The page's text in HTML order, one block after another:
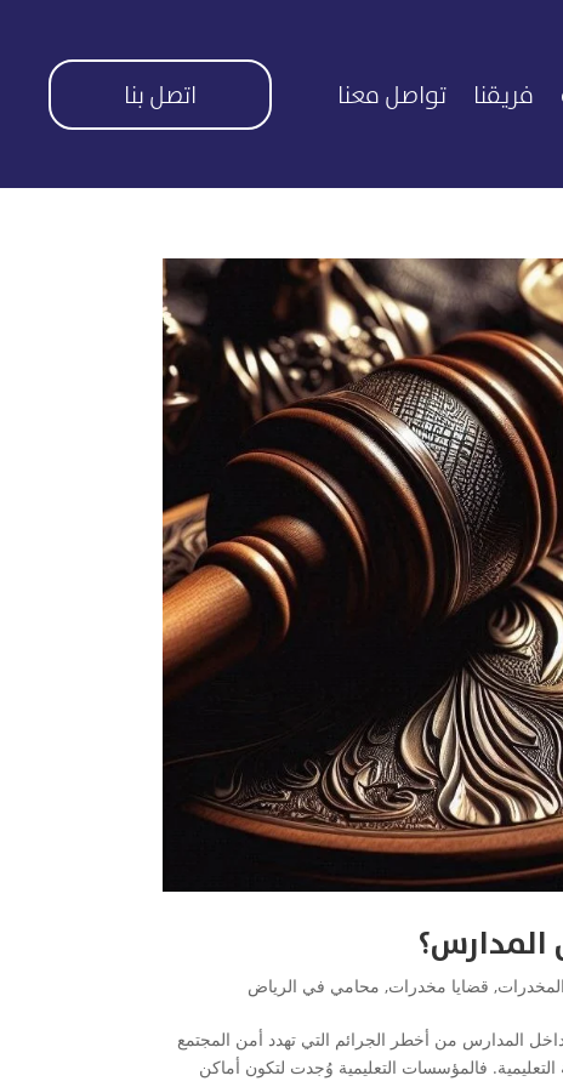
فريقنا تواصل معنا اتصل بنا
المدارس؟
, قضايا مخدرات, محامي في الرياض
المدارس من أخطر الجرائم التي تهدد أمن المجتمع
فالمؤسسات التعليمية وُجدت لتكون أماكن